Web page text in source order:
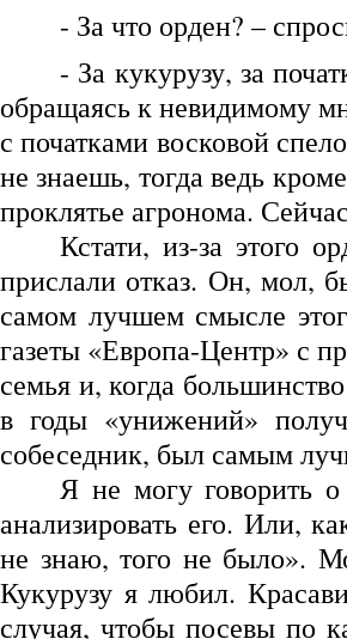
- За что орден? –
- За кукурузу, за
обращаясь к невидимому
с початками восковой
не знаешь, тогда ведь
проклятье агронома.
Кстати, из-за этого
прислали отказ. Он, мол,
самом лучшем смысле
газеты «Европа-Центр» с
семья и, когда
в годы «унижений»
собеседник, был самым
Я не могу говорить о
анализировать его. Или,
не знаю, того не было».
Кукурузу я любил.
случая, чтобы посевы по